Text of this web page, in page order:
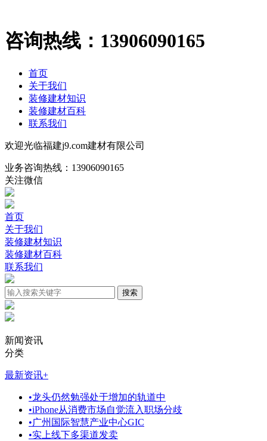
咨询热线： 13906090165
首页
关于我们
装修建材知识
装修建材百科
联系我们
欢迎光临福建j9.com建材有限公司
业务咨询热线： 13906090165
关注微信
首页
关于我们
装修建材知识
装修建材百科
联系我们
新闻资讯
分类
最新资讯+
•龙头仍然勉强处于增加的轨道中
•iPhone从消费市场自觉流入职场分歧
•广州国际智慧产业中心GIC
•实上线下多渠道发卖